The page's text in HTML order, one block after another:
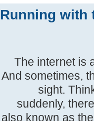
Running with
The internet is
And sometimes,
sight.
suddenly,
, also known as